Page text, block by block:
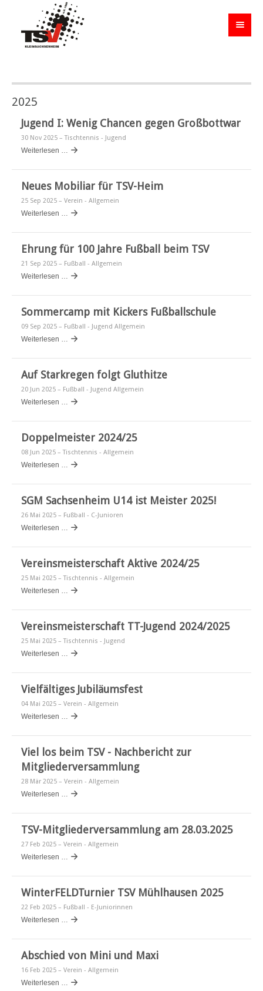
2025
Jugend I: Wenig Chancen gegen Großbottwar
30 Nov 2025 – Tischtennis - Jugend
Weiterlesen …
Neues Mobiliar für TSV-Heim
25 Sep 2025 – Verein - Allgemein
Weiterlesen …
Ehrung für 100 Jahre Fußball beim TSV
21 Sep 2025 – Fußball - Allgemein
Weiterlesen …
Sommercamp mit Kickers Fußballschule
09 Sep 2025 – Fußball - Jugend Allgemein
Weiterlesen …
Auf Starkregen folgt Gluthitze
20 Jun 2025 – Fußball - Jugend Allgemein
Weiterlesen …
Doppelmeister 2024/25
08 Jun 2025 – Tischtennis - Allgemein
Weiterlesen …
SGM Sachsenheim U14 ist Meister 2025!
26 Mai 2025 – Fußball - C-Junioren
Weiterlesen …
Vereinsmeisterschaft Aktive 2024/25
25 Mai 2025 – Tischtennis - Allgemein
Weiterlesen …
Vereinsmeisterschaft TT-Jugend 2024/2025
25 Mai 2025 – Tischtennis - Jugend
Weiterlesen …
Vielfältiges Jubiläumsfest
04 Mai 2025 – Verein - Allgemein
Weiterlesen …
Viel los beim TSV - Nachbericht zur
Mitgliederversammlung
28 Mär 2025 – Verein - Allgemein
Weiterlesen …
TSV-Mitgliederversammlung am 28.03.2025
27 Feb 2025 – Verein - Allgemein
Weiterlesen …
WinterFELDTurnier TSV Mühlhausen 2025
22 Feb 2025 – Fußball - E-Juniorinnen
Weiterlesen …
Abschied von Mini und Maxi
16 Feb 2025 – Verein - Allgemein
Weiterlesen …